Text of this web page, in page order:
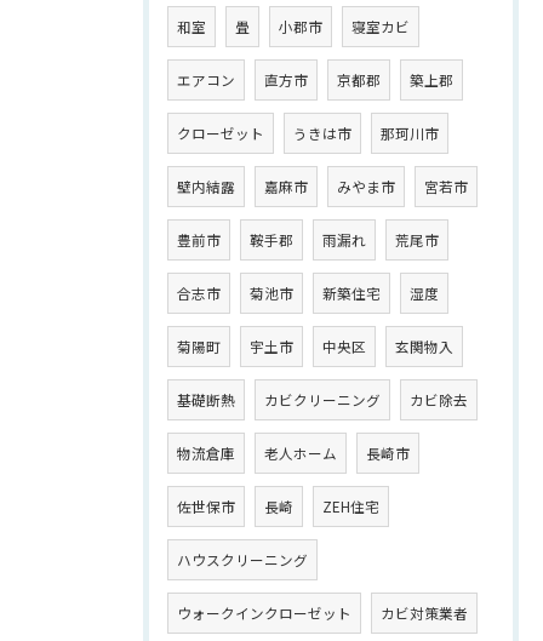
和室 畳 小郡市 寝室カビ
エアコン 直方市 京都郡 築上郡
クローゼット うきは市 那珂川市
壁内結露 嘉麻市 みやま市 宮若市
豊前市 鞍手郡 雨漏れ 荒尾市
合志市 菊池市 新築住宅 湿度
菊陽町 宇土市 中央区 玄関物入
基礎断熱 カビクリーニング カビ除去
物流倉庫 老人ホーム 長崎市
佐世保市 長崎 ZEH住宅
ハウスクリーニング
ウォークインクローゼット カビ対策業者